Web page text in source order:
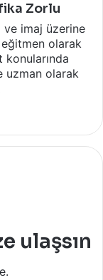
Zorlu
imaj üzerine
olarak
uzman olarak
ulaşsın